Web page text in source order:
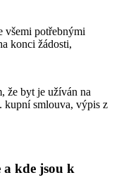
všemi potřebnými
konci žádosti,
že byt je užíván na
kupní smlouva, výpis z
a kde jsou k